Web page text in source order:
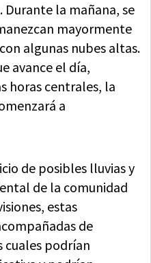
Durante la mañana, se
mayormente
algunas nubes altas.
avance el día,
horas centrales, la
a
de posibles lluvias y
de la comunidad
estas
de
cuales podrían